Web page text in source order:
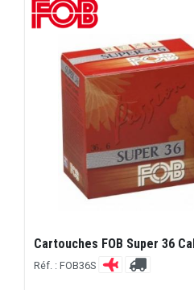
Cartouches FOB Super 36
Réf. : FOB36S